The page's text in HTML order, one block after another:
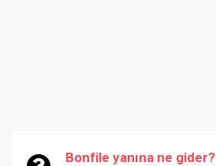
Bonfile yanına ne gider?